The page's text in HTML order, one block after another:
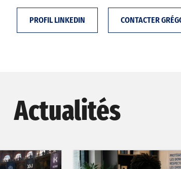
PROFIL LINKEDIN CONTACTER
Actualités